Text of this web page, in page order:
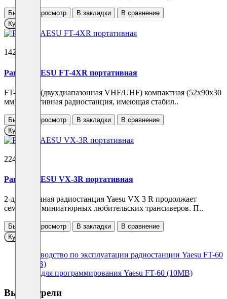
Быстрый просмотр В закладки
В сравнение
Купить
14280 ₽
Рация YAESU FT-4XR портативная
FT-4XR/E (двухдиапазонная VHF/UHF) компактная (52х90х30
мм) портативная радиостанция, имеющая стабил..
Быстрый просмотр В закладки
В сравнение
Купить
22430 ₽
Рация YAESU VX-3R портативная
2-диапазонная радиостанция Yaesu VX 3 R продолжает
семейство миниатюрных любительских трансиверов. П..
Быстрый просмотр В закладки
В сравнение
Купить
Руководство по эксплуатации радиостанции Yaesu FT-60
(1MB)
CPS для программирования Yaesu FT-60 (10MB)
Вы смотрели